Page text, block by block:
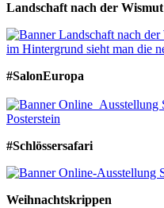
Landschaft nach der Wismut
#SalonEuropa
#Schlössersafari
Weihnachtskrippen